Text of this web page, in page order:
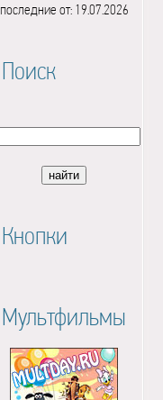
последние от: 19.07.2026
Поиск
Кнопки
Мультфильмы